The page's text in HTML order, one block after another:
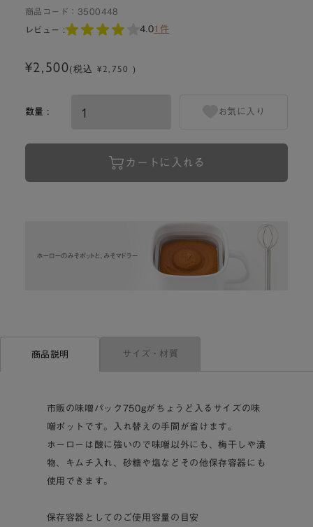
商品コード： 3500448
レビュー : 4.01件
¥2,500(税込 ¥2,750 )
数量 :
カートに入れる
お気に入り
商品説明 サイズ・材質
市販の味噌パック750gがちょうど入るサイズの味
噌ポットです。入れ替えの手間が省けます。
ホーローは酸に強いので味噌以外にも、梅干しや漬
物、キムチ入れ、砂糖や塩などその他保存容器にも
使用できます。
保存容器としてのご使用容量の目安